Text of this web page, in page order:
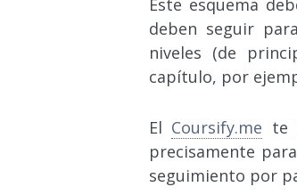
Este esquema
deben seguir
niveles (de
capítulo, por
El Coursify.me te
precisamente
seguimiento por